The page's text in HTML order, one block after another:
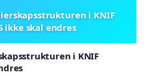
i KNIF
ikke skal endres
i KNIF